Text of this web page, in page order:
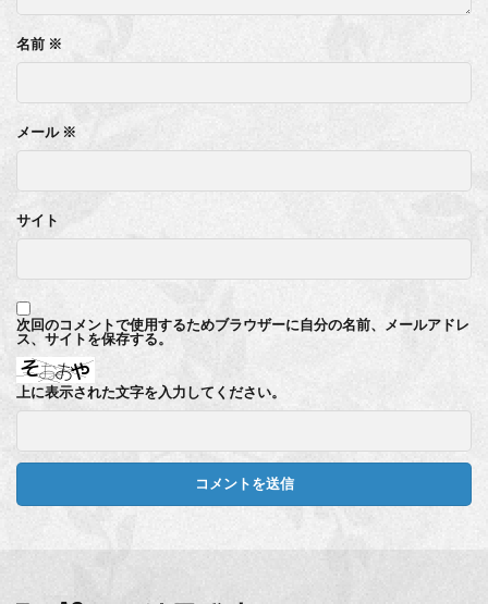
名前 ※
メール※
サイト
次回のコメントで使用するためブラウザーに自分の名前、メールアドレ
ス、サイトを保存する。
上に表示された文字を入力してください。